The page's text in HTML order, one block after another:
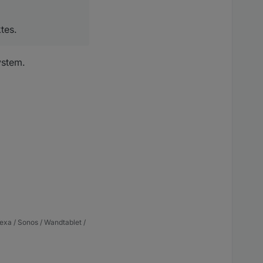
/ Sonos / Wandtablet /